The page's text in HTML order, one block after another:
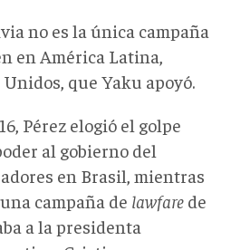
no es la única campaña
en América Latina,
que Yaku apoyó.
Pérez elogió el golpe
al gobierno del
en Brasil, mientras
campaña de lawfare de
a la presidenta